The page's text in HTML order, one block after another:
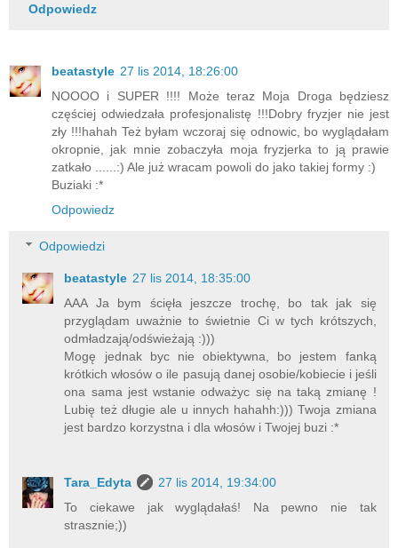
Odpowiedz
beatastyle 27 lis 2014, 18:26:00
NOOOO i SUPER !!!! Może teraz Moja Droga będziesz
częściej odwiedzała profesjonalistę !!!Dobry fryzjer nie jest
zły !!!hahah Też byłam wczoraj się odnowic, bo wyglądałam
okropnie, jak mnie zobaczyła moja fryzjerka to ją prawie
zatkało ......:) Ale już wracam powoli do jako takiej formy :)
Buziaki :*
Odpowiedz
Odpowiedzi
beatastyle 27 lis 2014, 18:35:00
AAA Ja bym ścięła jeszcze trochę, bo tak jak się
przyglądam uważnie to świetnie Ci w tych krótszych,
odmładzają/odświeżają :)))
Mogę jednak byc nie obiektywna, bo jestem fanką
krótkich włosów o ile pasują danej osobie/kobiecie i jeśli
ona sama jest wstanie odważyc się na taką zmianę !
Lubię też długie ale u innych hahahh:))) Twoja zmiana
jest bardzo korzystna i dla włosów i Twojej buzi :*
Tara_Edyta
27 lis 2014, 19:34:00
To ciekawe jak wyglądałaś! Na pewno nie tak
strasznie;))